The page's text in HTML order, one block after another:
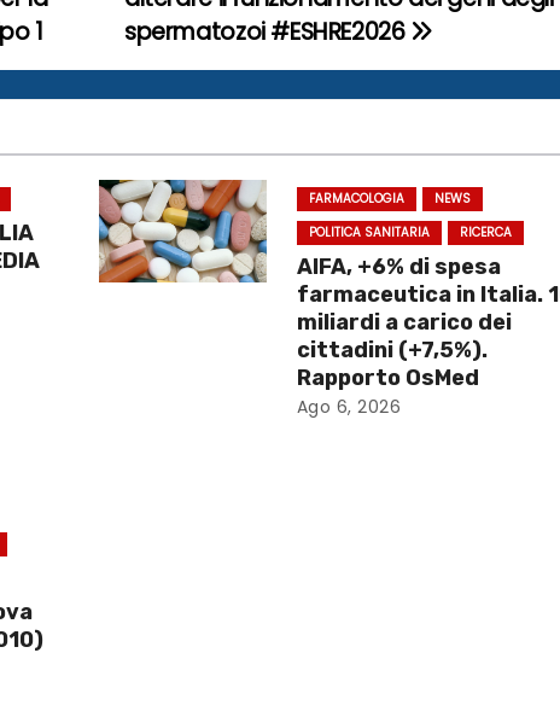
spermatozoi #ESHRE2026
1
FARMACOLOGIA
NEWS
POLITICA SANITARIA
RICERCA
AIFA, +6% di spesa
farmaceutica in Italia.
miliardi a carico dei
cittadini (+7,5%).
Rapporto OsMed
Ago 6, 2026